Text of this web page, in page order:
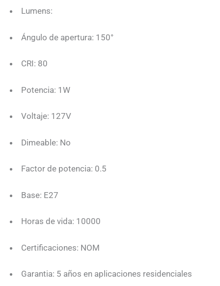
Lumens:
Ángulo de apertura: 150°
CRI: 80
Potencia: 1W
Voltaje: 127V
Dimeable: No
Factor de potencia: 0.5
Base: E27
Horas de vida: 10000
Certificaciones: NOM
Garantia: 5 años en aplicaciones residenciales